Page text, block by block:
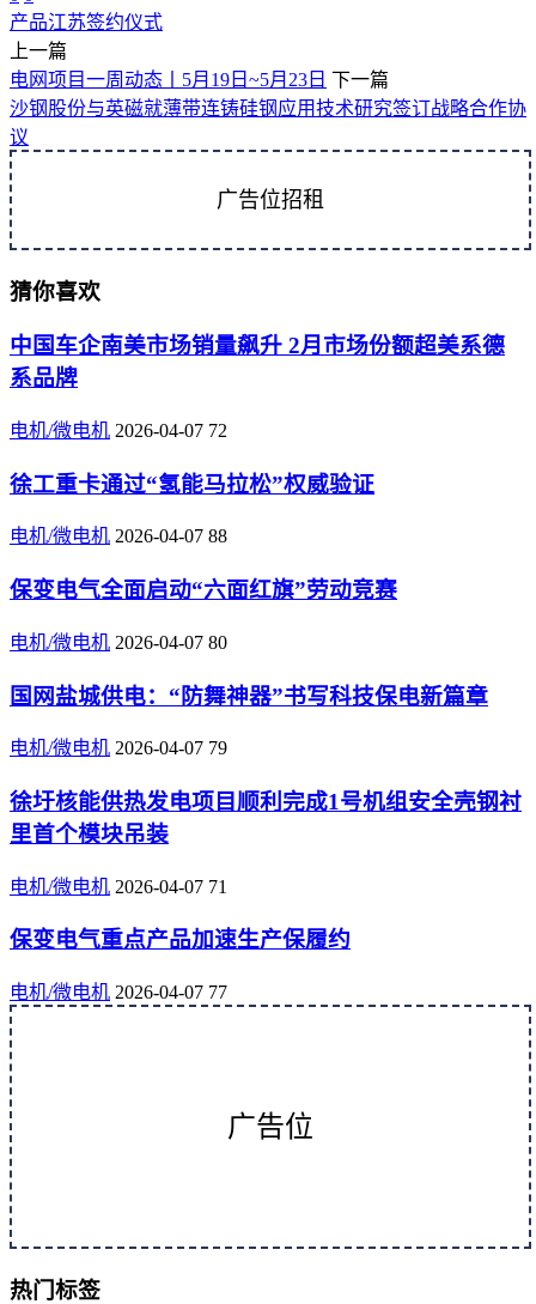
产品江苏签约仪式
上一篇
电网项目一周动态丨5月19日~5月23日 下一篇
沙钢股份与英磁就薄带连铸硅钢应用技术研究签订战略合作协
议
广告位招租
猜你喜欢
中国车企南美市场销量飙升 2月市场份额超美系德
系品牌
电机/微电机 2026-04-07 72
徐工重卡通过“氢能马拉松”权威验证
电机/微电机 2026-04-07 88
保变电气全面启动“六面红旗”劳动竞赛
电机/微电机 2026-04-07 80
国网盐城供电：“防舞神器”书写科技保电新篇章
电机/微电机 2026-04-07 79
徐圩核能供热发电项目顺利完成1号机组安全壳钢衬
里首个模块吊装
电机/微电机 2026-04-07 71
保变电气重点产品加速生产保履约
电机/微电机 2026-04-07 77
广告位
热门标签